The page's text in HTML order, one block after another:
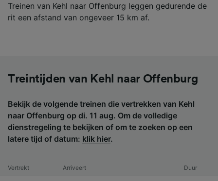
Treinen van Kehl naar Offenburg leggen gedurende de
rit een afstand van ongeveer 15 km af.
Treintijden van Kehl naar Offenburg
Bekijk de volgende treinen die vertrekken van Kehl
naar Offenburg op di. 11 aug. Om de volledige
dienstregeling te bekijken of om te zoeken op een
latere tijd of datum: klik hier.
Vertrekt Arriveert Duur